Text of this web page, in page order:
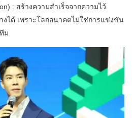
: สร้างความสำเร็จจากความไว้
งได้ เพราะโลกอนาคตไม่ใช่การแข่งขัน
ม